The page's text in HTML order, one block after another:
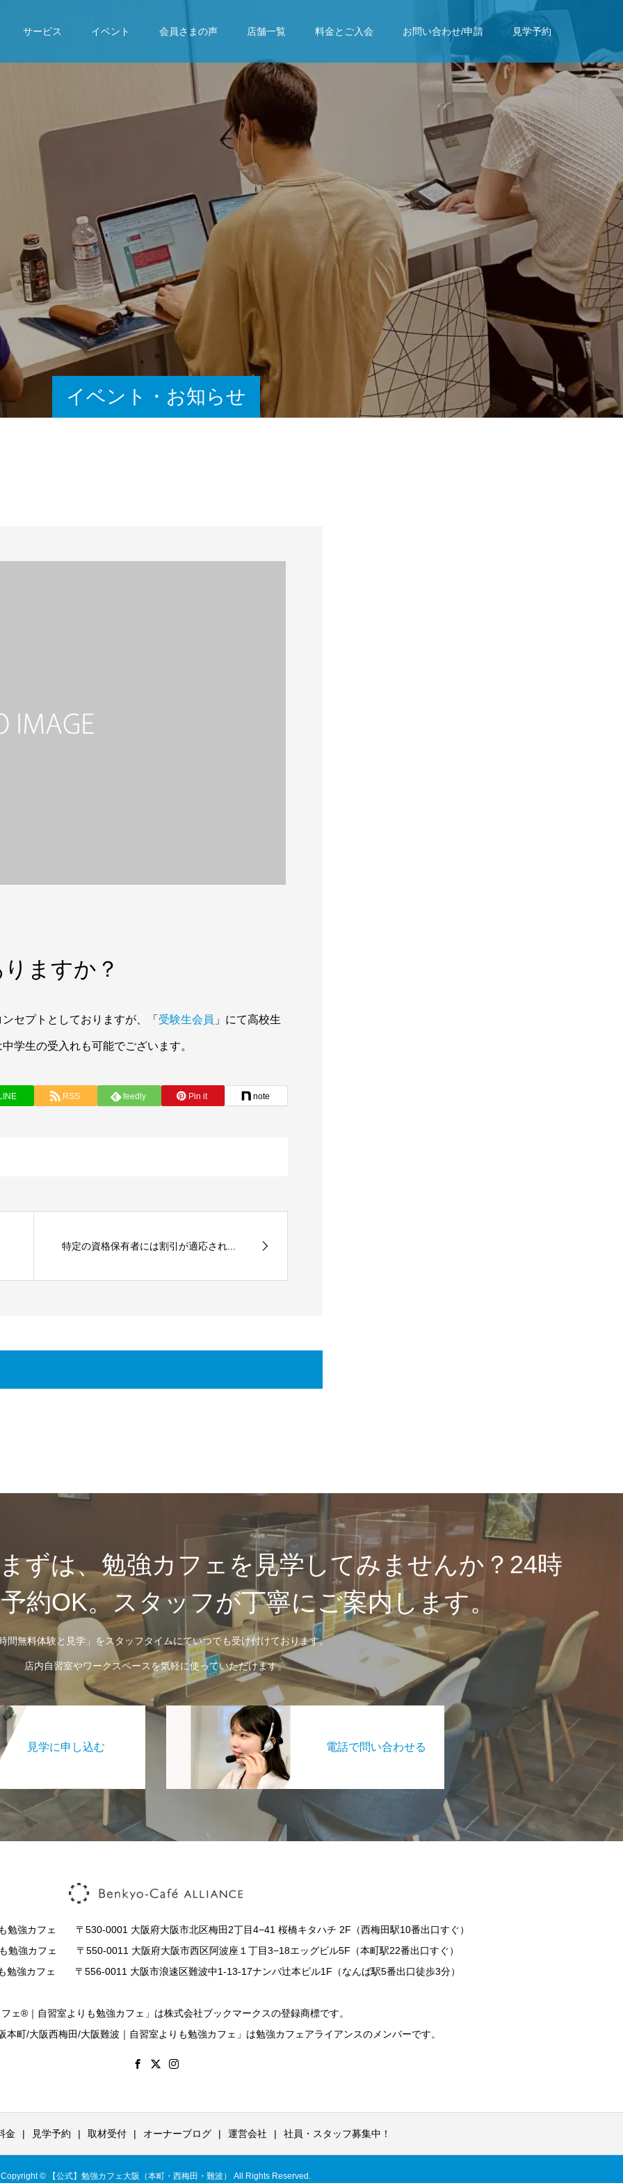
サービス イベント 会員さまの声 店舗一覧 料金とご入会 お問い合わせ/申請 見学予約
イベント・お知らせ
ますか？
セプトとしておりますが、「 受験生会員 」にて高校生
学生の受入れも可能でございます。
RSS feedly Pin it note
特定の資格保有者には割引が適応され...
ずは、勉強カフェを見学してみませんか？24時
約OK。スタッフが丁寧にご案内します。
間無料体験と見学」をスタッフタイムにていつでも受け付けております。
店内自習室やワークスペースを気軽に使っていただけます。
見学に申し込む 電話で問い合わせる
勉強カフェ 〒530-0001 大阪府大阪市北区梅田2丁目4−41 桜橋キタハチ 2F（西梅田駅10番出口すぐ）
勉強カフェ 〒550-0011 大阪府大阪市西区阿波座１丁目3−18エッグビル5F（本町駅22番出口すぐ）
勉強カフェ 〒556-0011 大阪市浪速区難波中1-13-17ナンバ辻本ビル1F（なんば駅5番出口徒歩3分）
ェ®｜自習室よりも勉強カフェ」は株式会社ブックマークスの登録商標です。
本町/大阪西梅田/大阪難波｜自習室よりも勉強カフェ」は勉強カフェアライアンスのメンバーです。
金 見学予約 取材受付 オーナーブログ 運営会社 社員・スタッフ募集中！
Copyright © 【公式】勉強カフェ大阪（本町・西梅田・難波） All Rights Reserved.